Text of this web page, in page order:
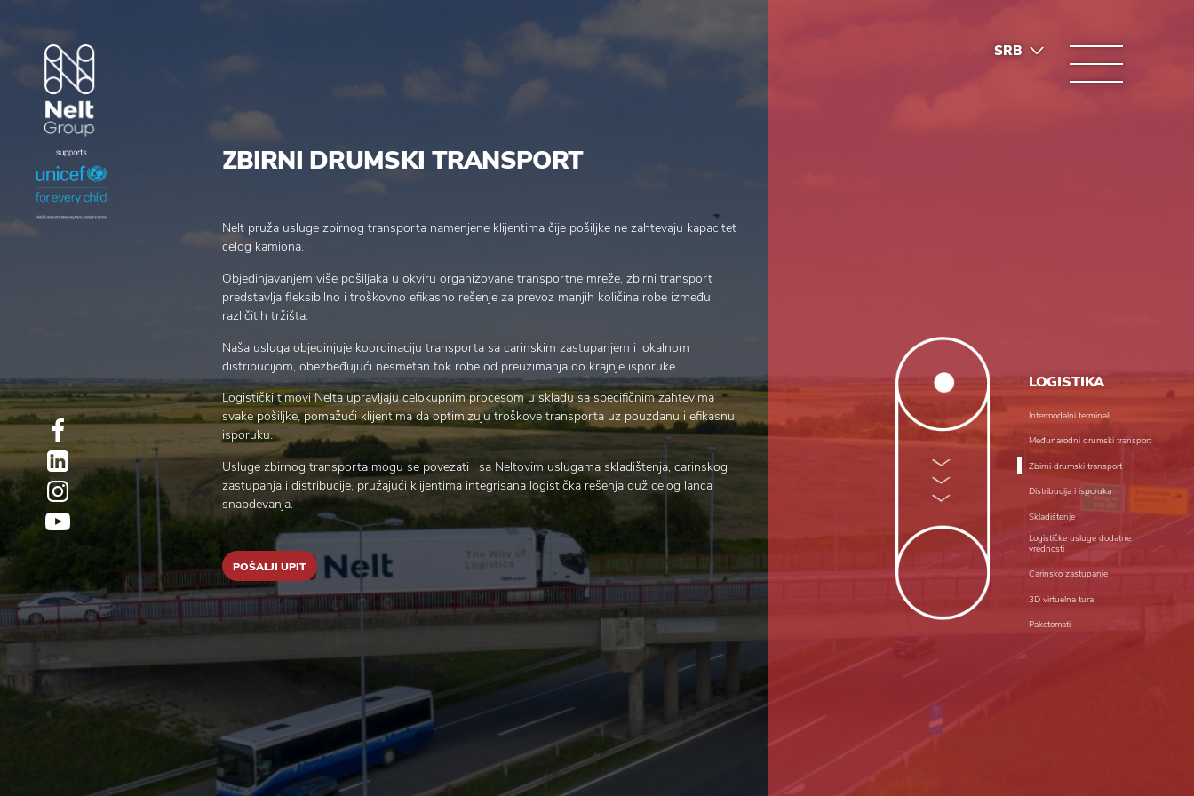
SRB
LOGISTIKA
Intermodalni terminali
Međunarodni drumski transport
Zbirni drumski transport
Distribucija i isporuka
Skladištenje
Logističke usluge dodatne
vrednosti
Carinsko zastupanje
3D virtuelna tura
Paketomati
ZBIRNI DRUMSKI TRANSPORT
Nelt pruža usluge zbirnog transporta namenjene klijentima čije pošiljke ne zahtevaju kapacitet
celog kamiona.
Objedinjavanjem više pošiljaka u okviru organizovane transportne mreže, zbirni transport
predstavlja fleksibilno i troškovno efikasno rešenje za prevoz manjih količina robe između
različitih tržišta.
Naša usluga objedinjuje koordinaciju transporta sa carinskim zastupanjem i lokalnom
distribucijom, obezbeđujući nesmetan tok robe od preuzimanja do krajnje isporuke.
Logistički timovi Nelta upravljaju celokupnim procesom u skladu sa specifičnim zahtevima
svake pošiljke, pomažući klijentima da optimizuju troškove transporta uz pouzdanu i efikasnu
isporuku.
Usluge zbirnog transporta mogu se povezati i sa Neltovim uslugama skladištenja, carinskog
zastupanja i distribucije, pružajući klijentima integrisana logistička rešenja duž celog lanca
snabdevanja.
POŠALJI UPIT